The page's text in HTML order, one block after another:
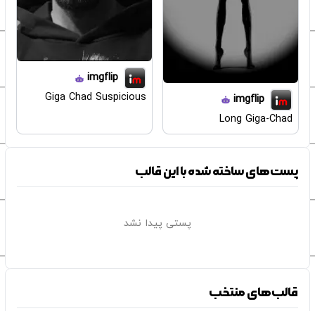
imgflip
Long Giga-Chad
imgflip
Giga Chad Suspicious
پست‌های ساخته شده با این قالب
پستی پیدا نشد
قالب‌های منتخب